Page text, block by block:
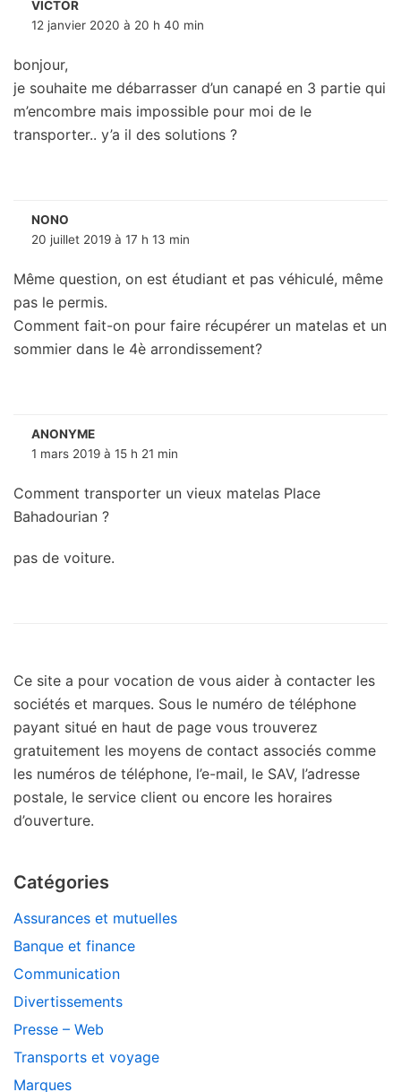
VICTOR
12 janvier 2020 à 20 h 40 min
bonjour,
je souhaite me débarrasser d’un canapé en 3 partie qui
m’encombre mais impossible pour moi de le
transporter.. y’a il des solutions ?
NONO
20 juillet 2019 à 17 h 13 min
Même question, on est étudiant et pas véhiculé, même
pas le permis.
Comment fait-on pour faire récupérer un matelas et un
sommier dans le 4è arrondissement?
ANONYME
1 mars 2019 à 15 h 21 min
Comment transporter un vieux matelas Place
Bahadourian ?
pas de voiture.
Ce site a pour vocation de vous aider à contacter les
sociétés et marques. Sous le numéro de téléphone
payant situé en haut de page vous trouverez
gratuitement les moyens de contact associés comme
les numéros de téléphone, l’e-mail, le SAV, l’adresse
postale, le service client ou encore les horaires
d’ouverture.
Catégories
Assurances et mutuelles
Banque et finance
Communication
Divertissements
Presse – Web
Transports et voyage
Marques